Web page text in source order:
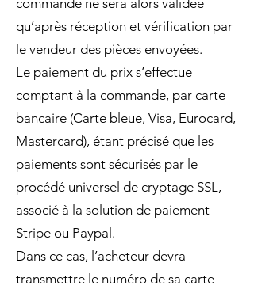
commande ne sera alors validée
qu’après réception et vérification par
le vendeur des pièces envoyées.
Le paiement du prix s’effectue
comptant à la commande, par carte
bancaire (Carte bleue, Visa, Eurocard,
Mastercard), étant précisé que les
paiements sont sécurisés par le
procédé universel de cryptage SSL,
associé à la solution de paiement
Stripe ou Paypal.
Dans ce cas, l’acheteur devra
transmettre le numéro de sa carte